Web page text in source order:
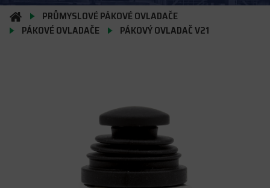
PRŮMYSLOVÉ PÁKOVÉ OVLADAČE
PÁKOVÉ OVLADAČE
PÁKOVÝ OVLADAČ V21